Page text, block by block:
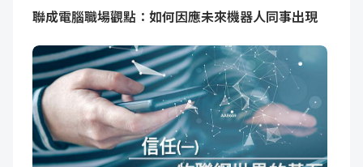
聯成電腦職場觀點：如何因應未來機器人同事出現